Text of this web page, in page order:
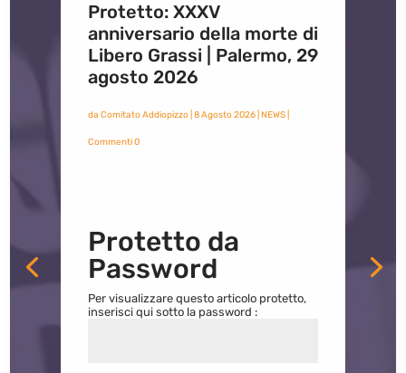
Protetto: XXXV
anniversario della morte di
Libero Grassi | Palermo, 29
agosto 2026
da Comitato Addiopizzo| 8 Agosto 2026| NEWS|
Commenti 0
Protetto da
Password
Per visualizzare questo articolo protetto,
inserisci qui sotto la password :